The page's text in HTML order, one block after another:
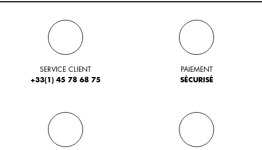
SERVICE CLIENT
+33(1) 45 78 68 75
PAIEMENT
SÉCURISÉ